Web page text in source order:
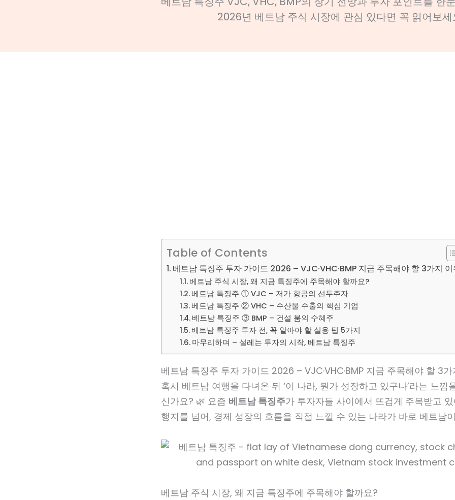
2026년 베트남 주식 시장에 관심 있다면 꼭 읽어보
Table of Contents
베트남 특징주 투자 가이드 2026 – VJC·VHC·BMP 지금 주목해야 할 3가지
베트남 주식 시장, 왜 지금 특징주에 주목해야 할까요?
베트남 특징주 ① VJC – 저가 항공의 선두주자
베트남 특징주 ② VHC – 수산물 수출의 핵심 기업
베트남 특징주 ③ BMP – 건설 붐의 수혜주
베트남 특징주 투자 전, 꼭 알아야 할 실용 팁 5가지
마무리하며 – 설레는 투자의 시작, 베트남 특징주
베트남 특징주 투자 가이드 2026 – VJC·VHC·BMP 지금 주목해야 할 3
혹시 베트남 여행을 다녀온 뒤 ‘이 나라, 뭔가 성장하고 있구나’라는 느낌
신가요? 🌿 요즘 베트남 특징주가 투자자들 사이에서 뜨겁게 주목받고
행지를 넘어, 경제 성장의 흐름을 직접 느낄 수 있는 나라가 바로 베트남
베트남 주식 시장, 왜 지금 특징주에 주목해야 할까요?